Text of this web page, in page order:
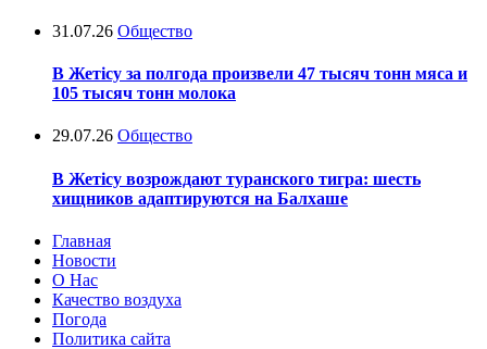
31.07.26 Общество
В Жетісу за полгода произвели 47 тысяч тонн мяса и
105 тысяч тонн молока
29.07.26 Общество
В Жетісу возрождают туранского тигра: шесть
хищников адаптируются на Балхаше
Главная
Новости
О Нас
Качество воздуха
Погода
Политика сайта